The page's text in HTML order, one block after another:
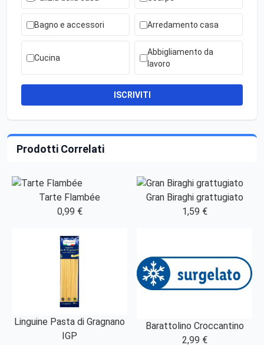
Bagno e accessori Arredamento casa
Cucina
Abbigliamento da
lavoro
ISCRIVITI
Prodotti Correlati
Tarte Flambée
0,99 €
Gran Biraghi grattugiato
1,59 €
Linguine Pasta di Gragnano
IGP
Barattolino Croccantino
2,99 €